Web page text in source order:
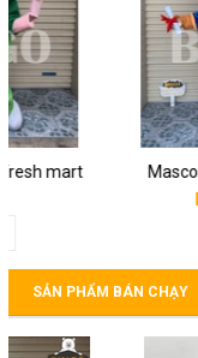
Mascot gấu nâu
SẢN PHẨM BÁN CHẠY